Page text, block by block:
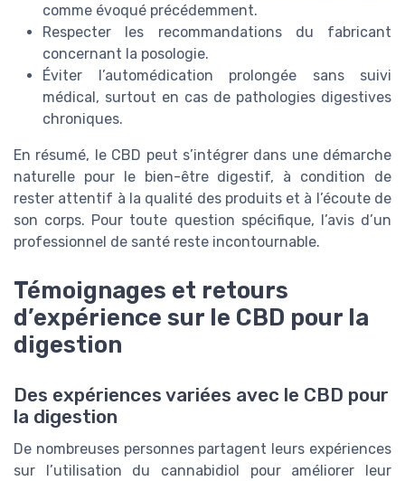
comme évoqué précédemment.
Respecter les recommandations du fabricant
concernant la posologie.
Éviter l’automédication prolongée sans suivi
médical, surtout en cas de pathologies digestives
chroniques.
En résumé, le CBD peut s’intégrer dans une démarche
naturelle pour le bien-être digestif, à condition de
rester attentif à la qualité des produits et à l’écoute de
son corps. Pour toute question spécifique, l’avis d’un
professionnel de santé reste incontournable.
Témoignages et retours
d’expérience sur le CBD pour la
digestion
Des expériences variées avec le CBD pour
la digestion
De nombreuses personnes partagent leurs expériences
sur l’utilisation du cannabidiol pour améliorer leur